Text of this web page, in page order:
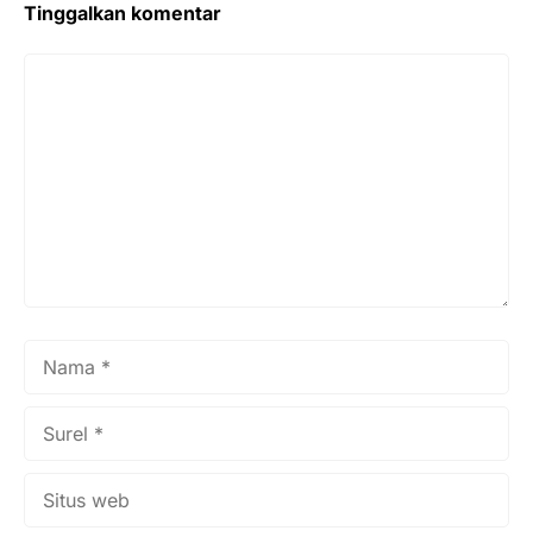
Tinggalkan komentar